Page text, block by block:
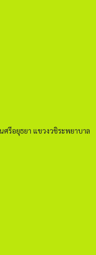
มงาน โดยมักจะจัดเลี้ยง
ก้อย เคล้าไปกับเสียง
ครึกครื้น บรรยากาศของ
เนื่องจากคนในชุมชนจะ
ารและจัดเตรียมสถานที่
อุ่นยิ่งขึ้นตามวิถีชาว
วามเรียบง่ายเข้ากับ
สานและถ่ายทอดประเพณี
ยงแต่ทำให้วัฒนธรรม
คุณค่าแห่งความรักและ
รีอยุธยา แขวงวชิระพยาบาล